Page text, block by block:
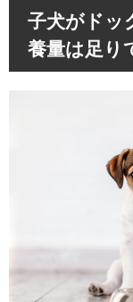
子犬がドッ
養量は足り